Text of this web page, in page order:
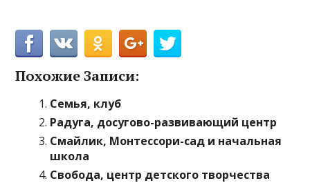
Похожие Записи:
Семья, клуб
Радуга, досугово-развивающий центр
Смайлик, Монтессори-сад и начальная
школа
Свобода, центр детского творчества